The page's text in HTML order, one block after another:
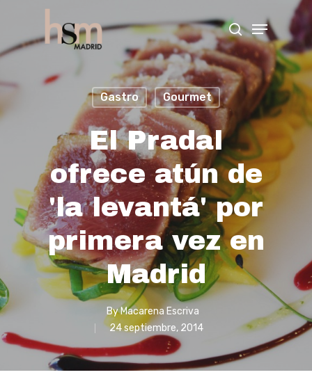
Hit enter to search or ESC to close
Gastro Gourmet
El Pradal
ofrece atún de
'la levantá' por
primera vez en
Madrid
ByMacarena Escriva
24 septiembre, 2014